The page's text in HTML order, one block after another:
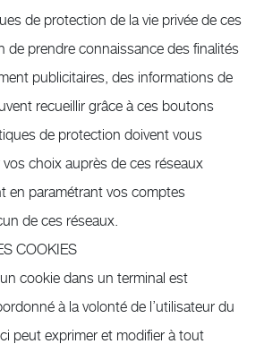
de protection de la vie privée de ces
de prendre connaissance des finalités
publicitaires, des informations de
recueillir grâce à ces boutons
de protection doivent vous
vos choix auprès de ces réseaux
en paramétrant vos comptes
de ces réseaux.
COOKIES
cookie dans un terminal est
à la volonté de l’utilisateur du
ci peut exprimer et modifier à tout